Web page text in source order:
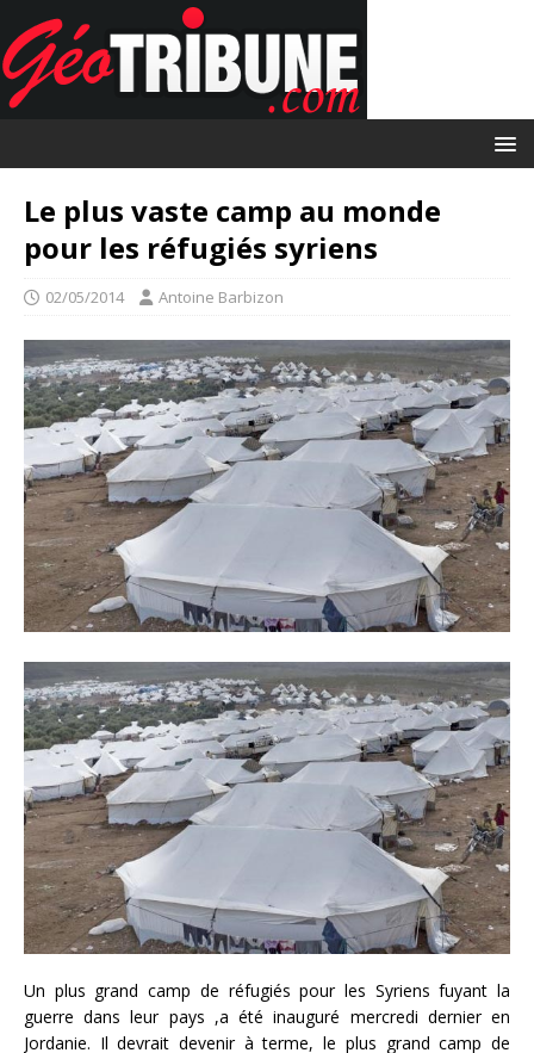
Le plus vaste camp au monde
pour les réfugiés syriens
02/05/2014 Antoine Barbizon
Un plus grand camp de réfugiés pour les Syriens fuyant la
guerre dans leur pays ,a été inauguré mercredi dernier en
Jordanie. Il devrait devenir à terme, le plus grand camp de